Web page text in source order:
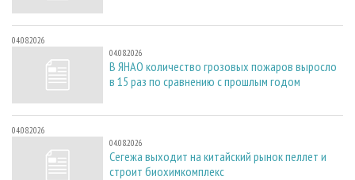
04.08.2026
04.08.2026
В ЯНАО количество грозовых пожаров выросло
в 15 раз по сравнению с прошлым годом
04.08.2026
04.08.2026
Сегежа выходит на китайский рынок пеллет и
строит биохимкомплекс